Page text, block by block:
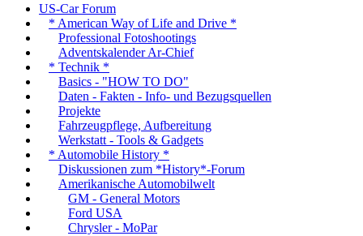
US-Car Forum
* American Way of Life and Drive *
Professional Fotoshootings
Adventskalender Ar-Chief
* Technik *
Basics - "HOW TO DO"
Daten - Fakten - Info- und Bezugsquellen
Projekte
Fahrzeugpflege, Aufbereitung
Werkstatt - Tools & Gadgets
* Automobile History *
Diskussionen zum *History*-Forum
Amerikanische Automobilwelt
GM - General Motors
Ford USA
Chrysler - MoPar